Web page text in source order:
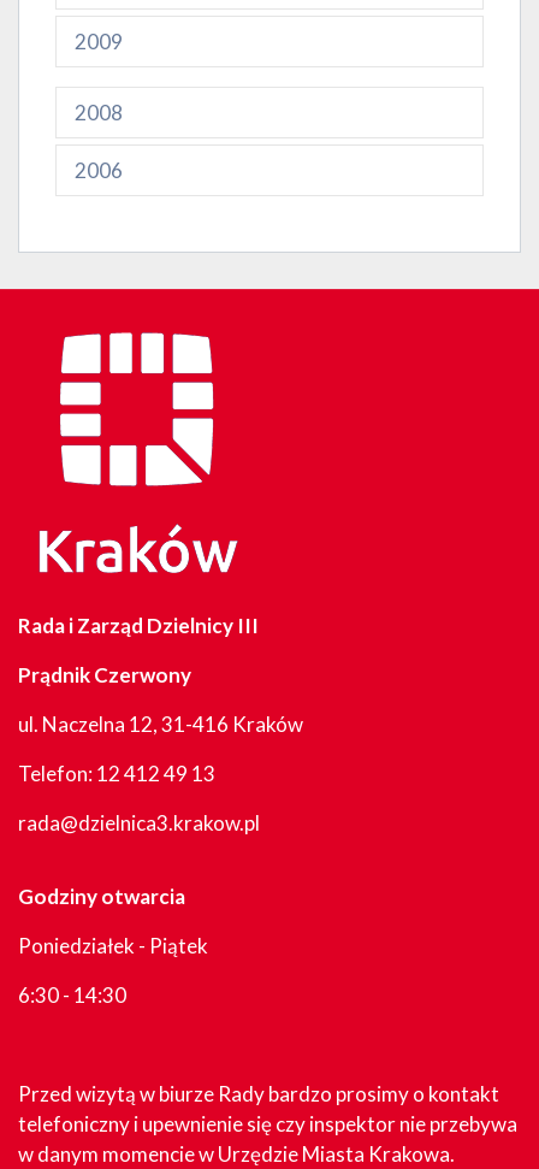
2009
2008
2006
Rada i Zarząd Dzielnicy III
Prądnik Czerwony
ul. Naczelna 12, 31-416 Kraków
Telefon:12 412 49 13
rada@dzielnica3.krakow.pl
Godziny otwarcia
Poniedziałek - Piątek
6:30 - 14:30
Przed wizytą w biurze Rady bardzo prosimy o kontakt
telefoniczny i upewnienie się czy inspektor nie przebywa
w danym momencie w Urzędzie Miasta Krakowa.